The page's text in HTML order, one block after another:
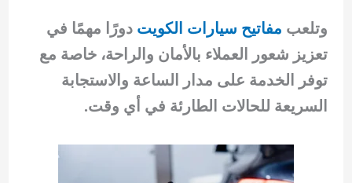
وتلعب مفاتيح سيارات الكويت دورًا مهمًا في
تعزيز شعور العملاء بالأمان والراحة، خاصة مع
توفر الخدمة على مدار الساعة والاستجابة
السريعة للحالات الطارئة في أي وقت.